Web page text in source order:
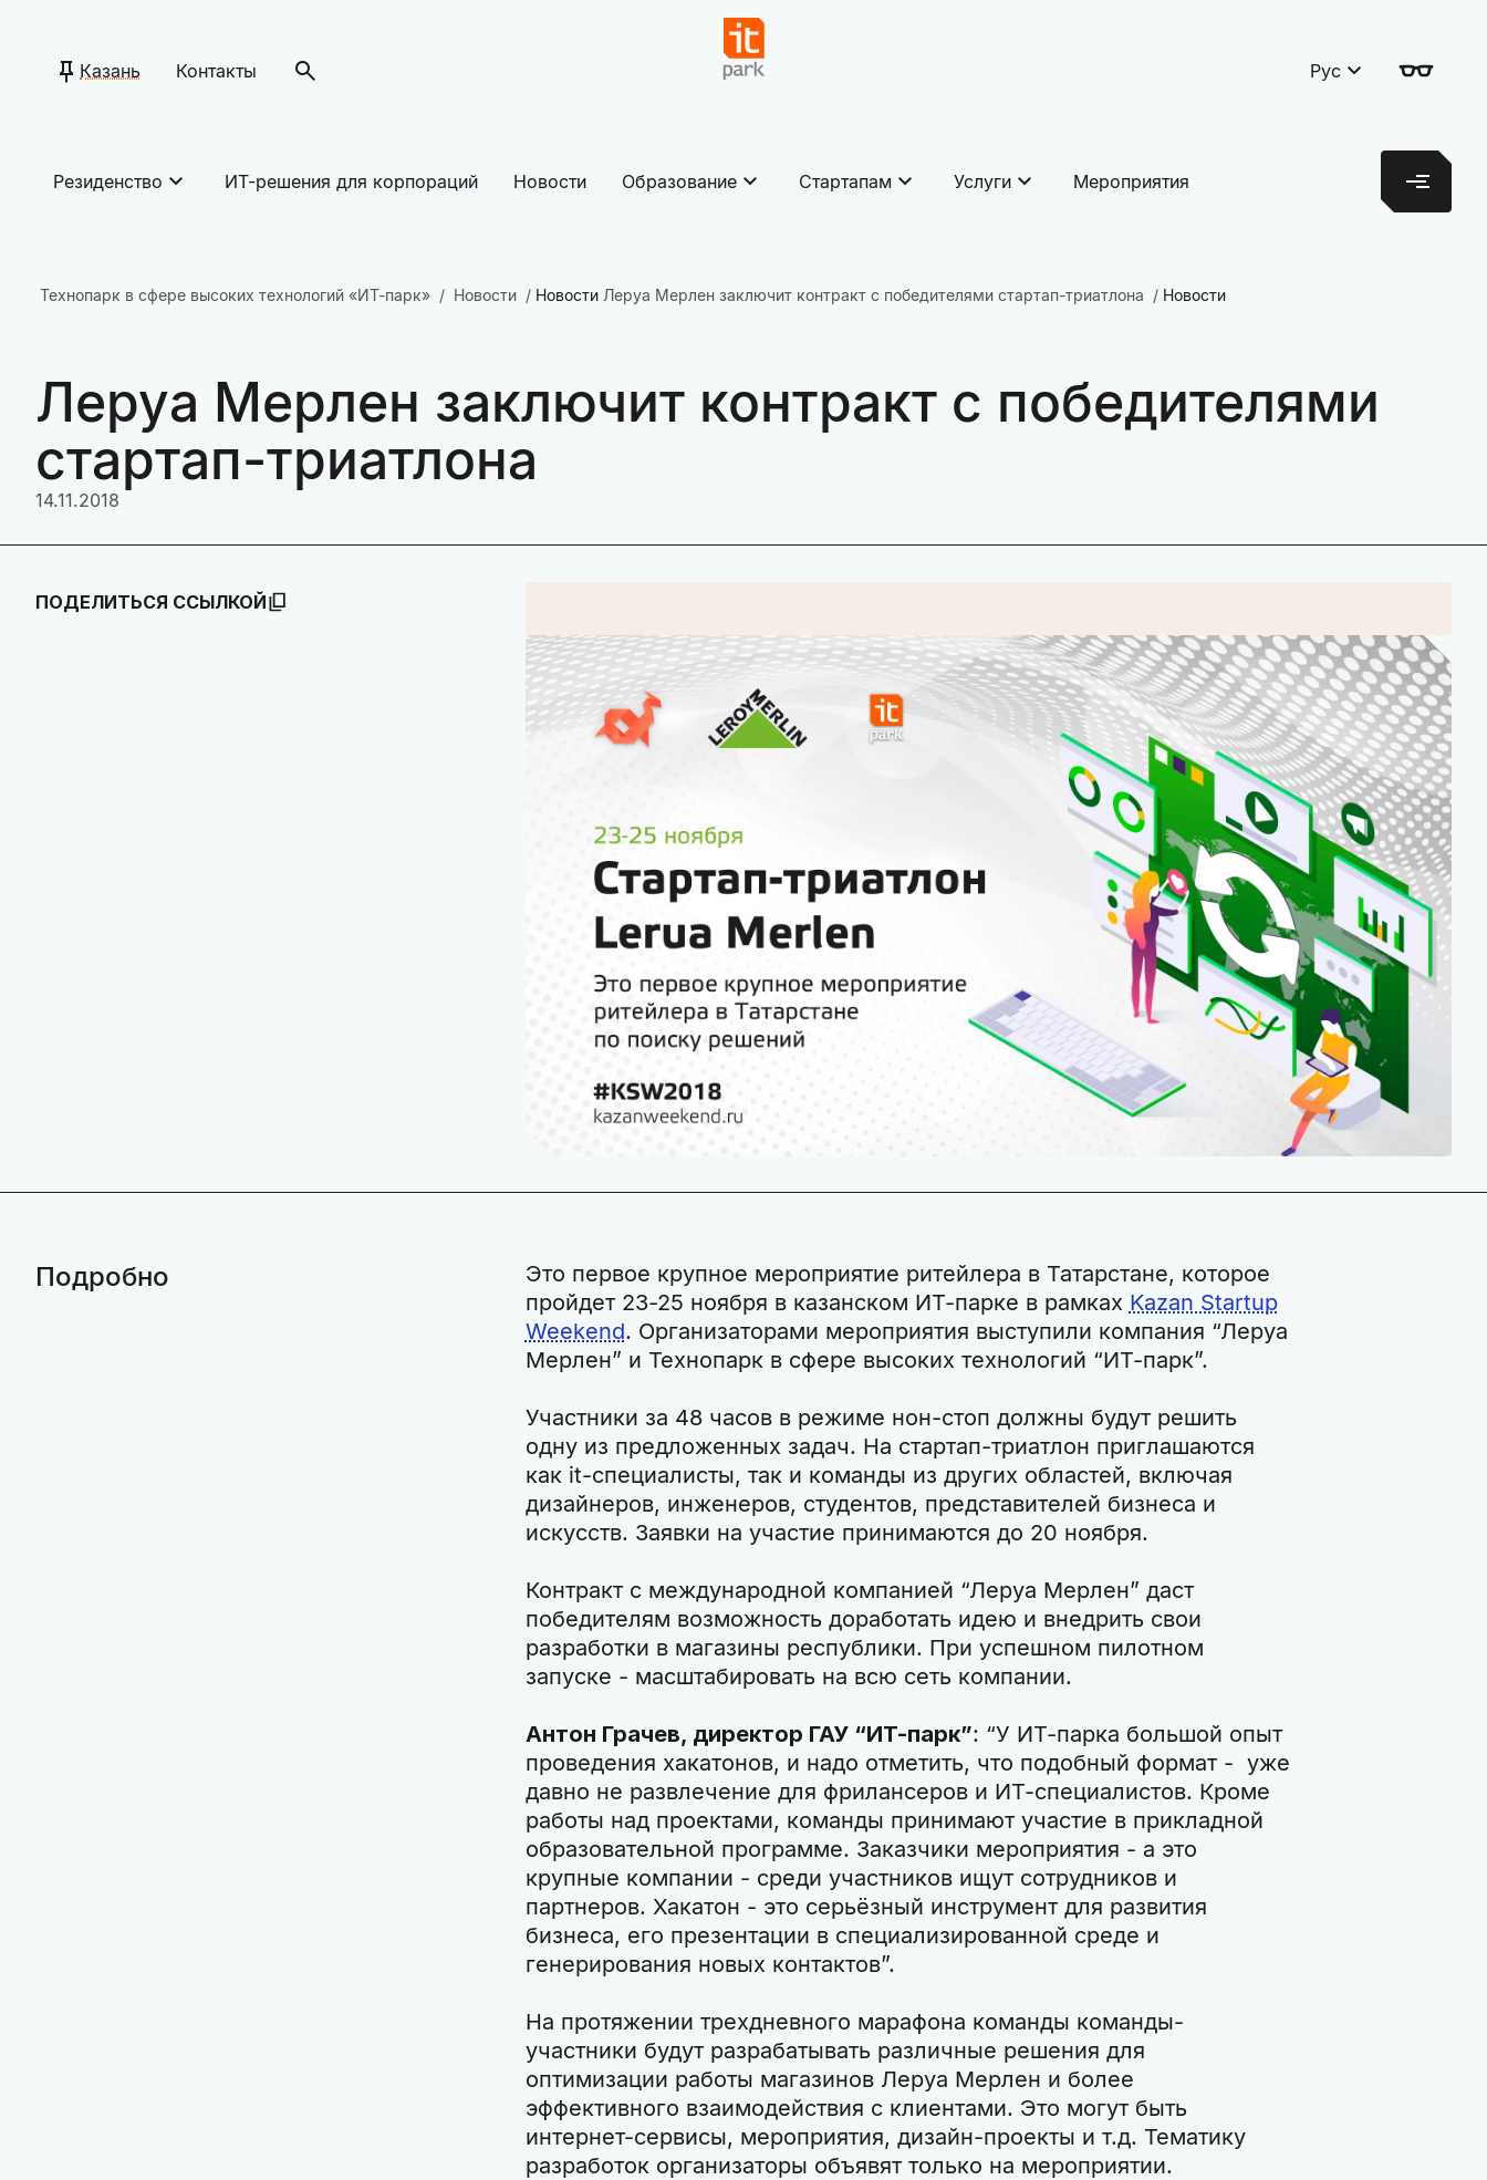
Казань Контакты Рус
Резиденство ИТ-решения для корпораций Новости Образование Стартапам Услуги Мероприятия
Технопарк в сфере высоких технологий «ИТ-парк» Новости Новости Леруа Мерлен заключит контракт с победителями стартап-триатлона Новости
Леруа Мерлен заключит контракт с победителями
стартап-триатлона
14.11.2018
ПОДЕЛИТЬСЯ ССЫЛКОЙ
Подробно
Это первое крупное мероприятие ритейлера в Татарстане, которое
пройдет 23-25 ноября в казанском ИТ-парке в рамках Kazan Startup
Weekend. Организаторами мероприятия выступили компания “Леруа
Мерлен” и Технопарк в сфере высоких технологий “ИТ-парк”.
Участники за 48 часов в режиме нон-стоп должны будут решить
одну из предложенных задач. На стартап-триатлон приглашаются
как it-специалисты, так и команды из других областей, включая
дизайнеров, инженеров, студентов, представителей бизнеса и
искусств. Заявки на участие принимаются до 20 ноября.
Контракт с международной компанией “Леруа Мерлен” даст
победителям возможность доработать идею и внедрить свои
разработки в магазины республики. При успешном пилотном
запуске - масштабировать на всю сеть компании.
Антон Грачев, директор ГАУ “ИТ-парк”: “У ИТ-парка большой опыт
проведения хакатонов, и надо отметить, что подобный формат - уже
давно не развлечение для фрилансеров и ИТ-специалистов. Кроме
работы над проектами, команды принимают участие в прикладной
образовательной программе. Заказчики мероприятия - а это
крупные компании - среди участников ищут сотрудников и
партнеров. Хакатон - это серьёзный инструмент для развития
бизнеса, его презентации в специализированной среде и
генерирования новых контактов”.
На протяжении трехдневного марафона команды команды-
участники будут разрабатывать различные решения для
оптимизации работы магазинов Леруа Мерлен и более
эффективного взаимодействия с клиентами. Это могут быть
интернет-сервисы, мероприятия, дизайн-проекты и т.д. Тематику
разработок организаторы объявят только на мероприятии.